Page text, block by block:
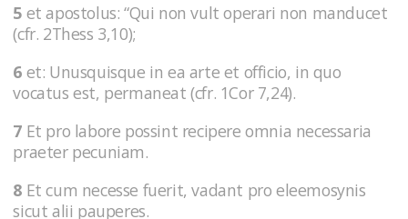
5 et apostolus: “Qui non vult operari non manducet
(cfr. 2Thess 3,10);
6 et: Unusquisque in ea arte et officio, in quo
vocatus est, permaneat (cfr. 1Cor 7,24).
7 Et pro labore possint recipere omnia necessaria
praeter pecuniam.
8 Et cum necesse fuerit, vadant pro eleemosynis
sicut alii pauperes.